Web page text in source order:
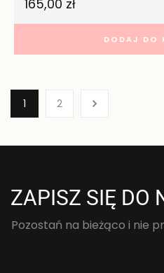
165,00 zł
DODAJ DO
1 2
ZAPISZ SIĘ DO
Pozostań na bieżąco i nie